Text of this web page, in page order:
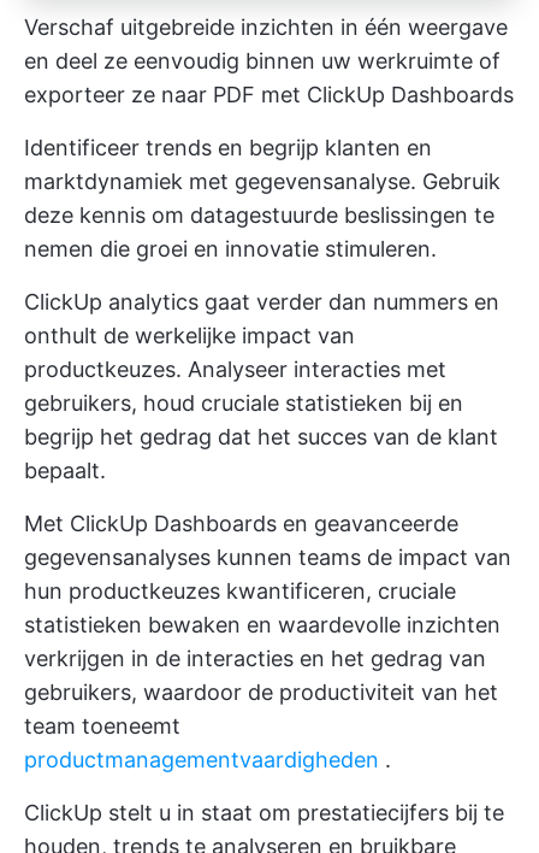
Verschaf uitgebreide inzichten in één weergave
en deel ze eenvoudig binnen uw werkruimte of
exporteer ze naar PDF met ClickUp Dashboards
Identificeer trends en begrijp klanten en
marktdynamiek met gegevensanalyse. Gebruik
deze kennis om datagestuurde beslissingen te
nemen die groei en innovatie stimuleren.
ClickUp analytics gaat verder dan nummers en
onthult de werkelijke impact van
productkeuzes. Analyseer interacties met
gebruikers, houd cruciale statistieken bij en
begrijp het gedrag dat het succes van de klant
bepaalt.
Met ClickUp Dashboards en geavanceerde
gegevensanalyses kunnen teams de impact van
hun productkeuzes kwantificeren, cruciale
statistieken bewaken en waardevolle inzichten
verkrijgen in de interacties en het gedrag van
gebruikers, waardoor de productiviteit van het
team toeneemt
productmanagementvaardigheden .
ClickUp stelt u in staat om prestatiecijfers bij te
houden, trends te analyseren en bruikbare